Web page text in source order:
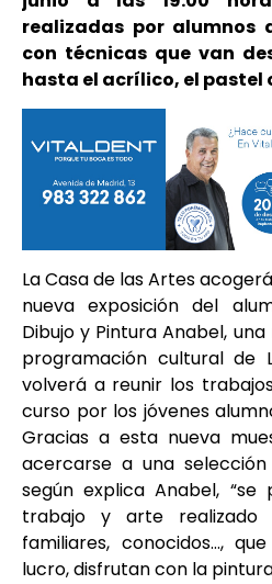
realizadas por alumnos
con técnicas que van
hasta el acrílico, el pastel
La Casa de las Artes
nueva exposición del
Dibujo y Pintura Anabel,
programación cultural de
volverá a reunir los
curso por los jóvenes
Gracias a esta nueva
acercarse a una
según explica Anabel, “se
trabajo y arte realizado
familiares, conocidos…,
lucro, disfrutan con la